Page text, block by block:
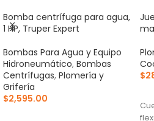
Bomba centrífuga para agua,
1 HP, Truper Expert
Bombas Para Agua y Equipo
Hidroneumático, Bombas
Centrífugas, Plomería y
Grifería
$2,595.00
$